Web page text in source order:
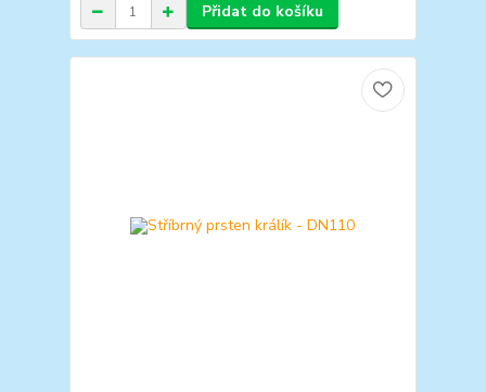
Přidat do košíku